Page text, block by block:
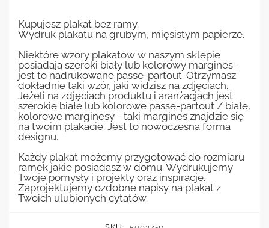
Kupujesz plakat bez ramy.
Wydruk plakatu na grubym, mięsistym papierze.
Niektóre wzory plakatów w naszym sklepie
posiadają szeroki biały lub kolorowy margines -
jest to nadrukowane passe-partout. Otrzymasz
dokładnie taki wzór, jaki widzisz na zdjęciach.
Jeżeli na zdjęciach produktu i aranżacjach jest
szerokie białe lub kolorowe passe-partout / białe,
kolorowe marginesy - taki margines znajdzie się
na twoim plakacie. Jest to nowoczesna forma
designu.
Każdy plakat możemy przygotować do rozmiaru
ramek jakie posiadasz w domu. Wydrukujemy
Twoje pomysły i projekty oraz inspiracje.
Zaprojektujemy ozdobne napisy na plakat z
Twoich ulubionych cytatów.